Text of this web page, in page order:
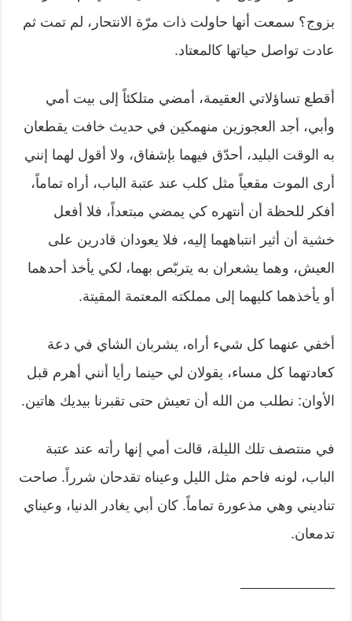
بزوج؟ سمعت أنها حاولت ذات مرّة الانتحار، لم تمت ثم
عادت تواصل حياتها كالمعتاد.
أقطع تساؤلاتي العقيمة، أمضي متلكئاً إلى بيت أمي
وأبي، أجد العجوزين منهمكين في حديث خافت يقطعان
به الوقت البليد، أحدّق فيهما بإشفاق، ولا أقول لهما إنني
أرى الموت مقعياً مثل كلب عند عتبة الباب، أراه تماماً،
أفكر للحظة أن أنتهره كي يمضي مبتعداً، فلا أفعل
خشية أن أثير انتباههما إليه، فلا يعودان قادرين على
العيش، وهما يشعران به يتربّص بهما، لكي يأخذ أحدهما
أو يأخذهما كليهما إلى مملكته المعتمة المقيتة.
أخفي عنهما كل شيء أراه، يشربان الشاي في دعة
كعادتهما كل مساء، يقولان لي حينما رأيا أنني أهرم قبل
الأوان: نطلب من الله أن تعيش حتى تقبرنا بيديك هاتين.
في منتصف تلك الليلة، قالت أمي إنها رأته عند عتبة
الباب، لونه فاحم مثل الليل وعيناه تقدحان شرراً. صاحت
تناديني وهي مذعورة تماماً. كان أبي يغادر الدنيا، وعيناي
تدمعان.